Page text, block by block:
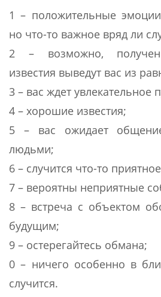
1 – положительные
но что-то важное вряд ли
2 – возможно,
известия выведут вас из
3 – вас ждет увлекательное
4 – хорошие известия;
5 – вас ожидает
людьми;
6 – случится что-то
7 – вероятны неприятные
8 – встреча с объектом
будущим;
9 – остерегайтесь обмана;
0 – ничего особенно в
случится.